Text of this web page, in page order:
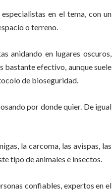
en el tema, con un
o terreno.
anidando en lugares oscuros,
bastante efectivo, aunque suele
de bioseguridad.
por donde quier. De igual
la carcoma, las avispas, las
tipo de animales e insectos.
confiables, expertos en el